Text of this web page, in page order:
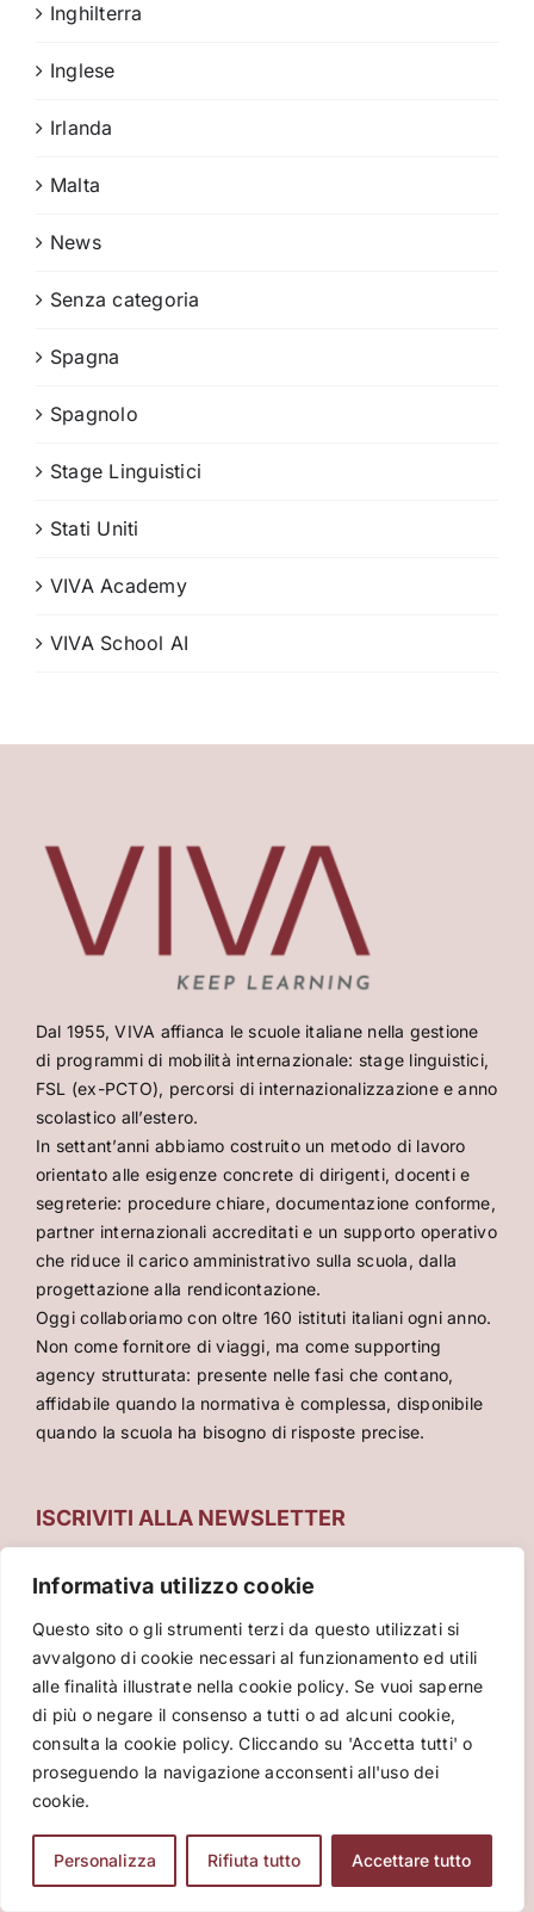
Informativa utilizzo cookie
Questo sito o gli strumenti terzi da questo utilizzati si
avvalgono di cookie necessari al funzionamento ed utili
alle finalità illustrate nella cookie policy. Se vuoi saperne
di più o negare il consenso a tutti o ad alcuni cookie,
consulta la cookie policy. Cliccando su 'Accetta tutti' o
proseguendo la navigazione acconsenti all'uso dei
cookie.
Personalizza Rifiuta tutto Accettare tutto
Inghilterra
Inglese
Irlanda
Malta
News
Senza categoria
Spagna
Spagnolo
Stage Linguistici
Stati Uniti
VIVA Academy
VIVA School AI
Dal 1955, VIVA affianca le scuole italiane nella gestione
di programmi di mobilità internazionale: stage linguistici,
FSL (ex-PCTO), percorsi di internazionalizzazione e anno
scolastico all’estero.
In settant’anni abbiamo costruito un metodo di lavoro
orientato alle esigenze concrete di dirigenti, docenti e
segreterie: procedure chiare, documentazione conforme,
partner internazionali accreditati e un supporto operativo
che riduce il carico amministrativo sulla scuola, dalla
progettazione alla rendicontazione.
Oggi collaboriamo con oltre 160 istituti italiani ogni anno.
Non come fornitore di viaggi, ma come supporting
agency strutturata: presente nelle fasi che contano,
affidabile quando la normativa è complessa, disponibile
quando la scuola ha bisogno di risposte precise.
ISCRIVITI ALLA NEWSLETTER
"*" indica i campi obbligatori
Indirizzo
Email*
A quale categoria appartieni?*
Docente
Genitore
Studente
Leggi l'Informativa sulla Privacy
Consenso